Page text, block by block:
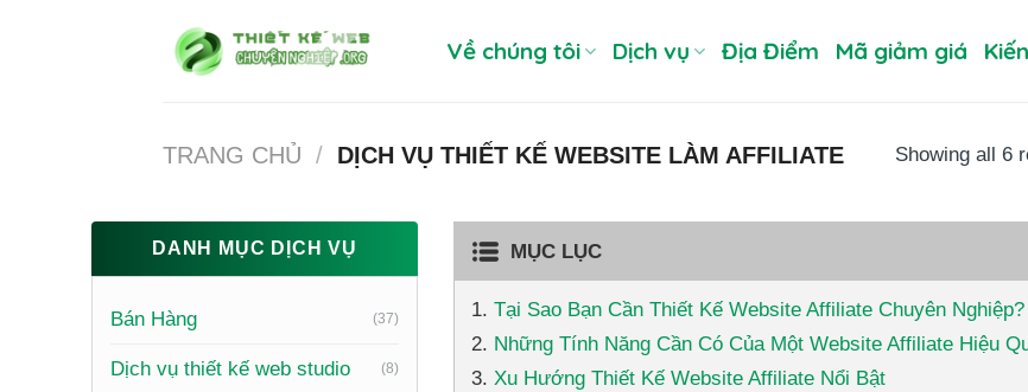
Về chúng tôi Dịch vụ Địa Điểm Mã giảm giá
TRANG CHỦ / DỊCH VỤ THIẾT KẾ WEBSITE LÀM AFFILIATE Showing all 6
DANH MỤC DỊCH VỤ
Bán Hàng (37)
Dịch vụ thiết kế web studio (8)
MỤC LỤC
Tại Sao Bạn Cần Thiết Kế Website Affiliate Chuyên Nghiệp?
Những Tính Năng Cần Có Của Một Website Affiliate Hiệu
Xu Hướng Thiết Kế Website Affiliate Nổi Bật